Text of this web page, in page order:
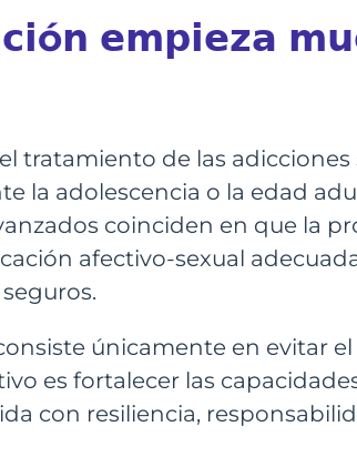
𝗲𝗺𝗽𝗶𝗲𝘇𝗮
tratamiento de las
la adolescencia o la edad
coinciden en que la
afectivo-sexual
únicamente en evitar
es fortalecer las
con resiliencia,